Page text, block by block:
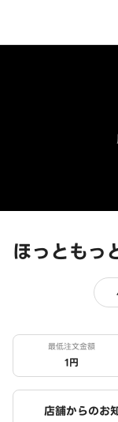
ほっとも
最低注文金額
1円
店舗からのお